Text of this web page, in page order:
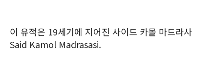
이 유적은 19세기에 지어진 사이드 카몰 마드라사
Said Kamol Madrasasi.